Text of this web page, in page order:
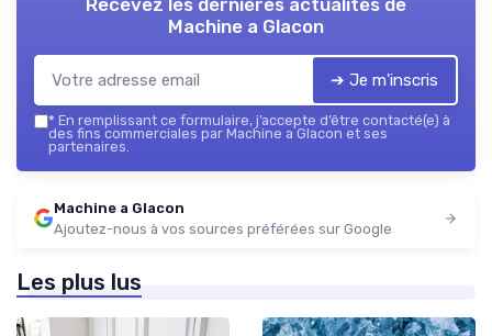
Machine a Glacon
➔ Je m'inscris
* En remplissant ce formulaire, j’accepte d’être contacté(e) à
des fins commerciales par Machine a Glacon et ses
partenaires.
Machine a Glacon
Ajoutez-nous à vos sources préférées sur Google
Les plus lus